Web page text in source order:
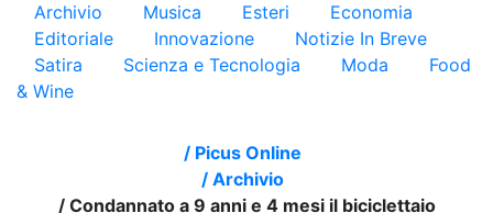
Archivio
Musica Esteri
Economia
Editoriale
Innovazione
Notizie In Breve
Satira
Scienza e Tecnologia Moda
Food
& Wine
/ Picus Online
/ Archivio
/ Condannato a 9 anni e 4 mesi il biciclettaio